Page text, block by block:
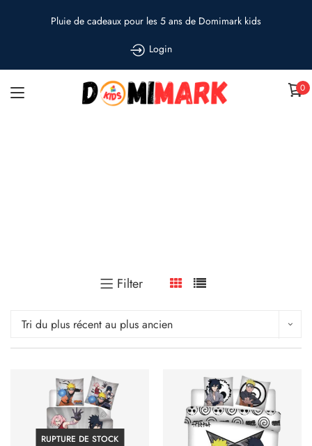
Login
Pluie de cadeaux pour les 5 ans de Domimark kids
0
Filter
Tri du plus récent au plus ancien
RUPTURE DE STOCK